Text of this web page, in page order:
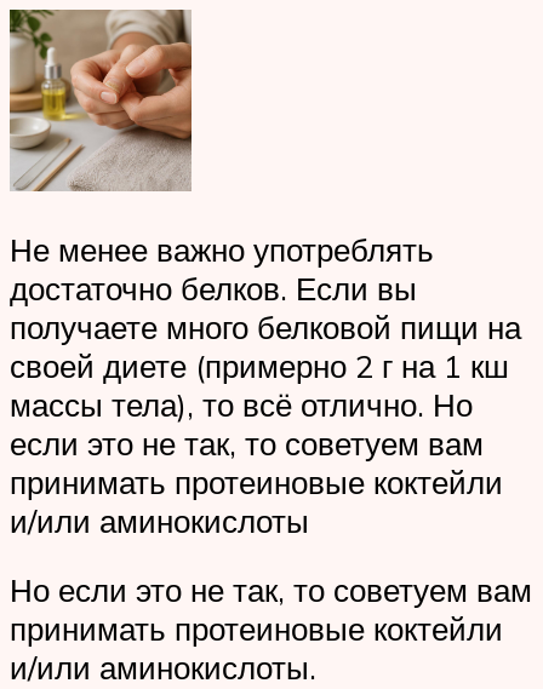
Не менее важно употреблять
достаточно белков. Если вы
получаете много белковой пищи на
своей диете (примерно 2 г на 1 кш
массы тела), то всё отлично. Но
если это не так, то советуем вам
принимать протеиновые коктейли
и/или аминокислоты
Но если это не так, то советуем вам
принимать протеиновые коктейли
и/или аминокислоты.